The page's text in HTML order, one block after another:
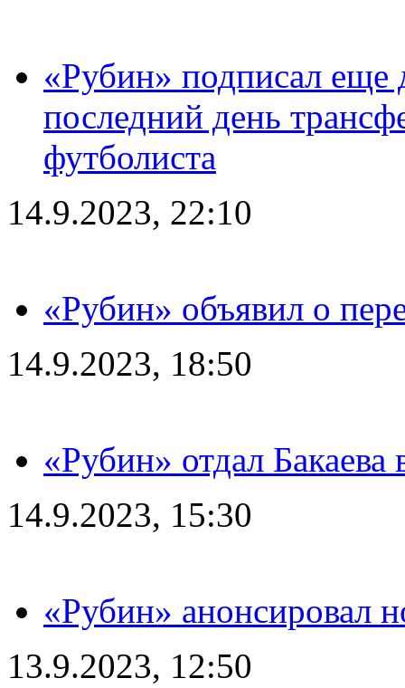
«Рубин» подписал еще
последний день
футболиста
14.9.2023, 22:10
«Рубин» объявил о
14.9.2023, 18:50
«Рубин» отдал
14.9.2023, 15:30
«Рубин» анонсировал
13.9.2023, 12:50